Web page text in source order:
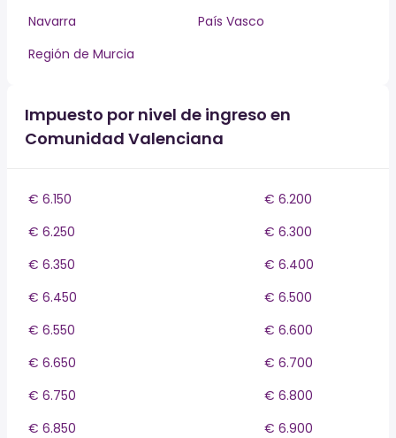
Navarra
País Vasco
Región de Murcia
Impuesto por nivel de ingreso en
Comunidad Valenciana
€ 6.150
€ 6.200
€ 6.250
€ 6.300
€ 6.350
€ 6.400
€ 6.450
€ 6.500
€ 6.550
€ 6.600
€ 6.650
€ 6.700
€ 6.750
€ 6.800
€ 6.850
€ 6.900